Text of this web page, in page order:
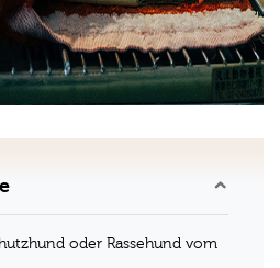
oder Rassehund vom